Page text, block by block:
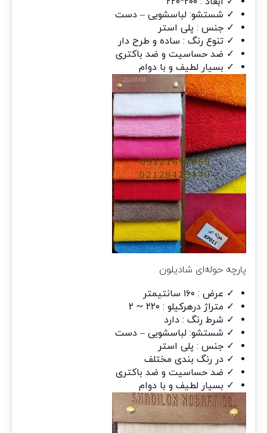
✓ شستشو: لباسشویی – دست
✓ جنس : پلی استر
✓ تنوع رنگ : ساده و طرح دار
✓ ضد حساسیت و ضد باکتری
✓ بسیار لطیف و با دوام
پارچه حوله‌ای شادیلون
✓ عرض : ۱۶۰ سانتیمتر
✓ متراژ درهرکیلو : ۲۲۰ ~ ۲
✓ شرط رنگ : دارد
✓ شستشو: لباسشویی – دست
✓ جنس : پلی استر
✓ در رنگ بندی مختلف
✓ ضد حساسیت و ضد باکتری
✓ بسیار لطیف و با دوام